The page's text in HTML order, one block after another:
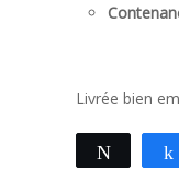
Livrée bien
Tweetez